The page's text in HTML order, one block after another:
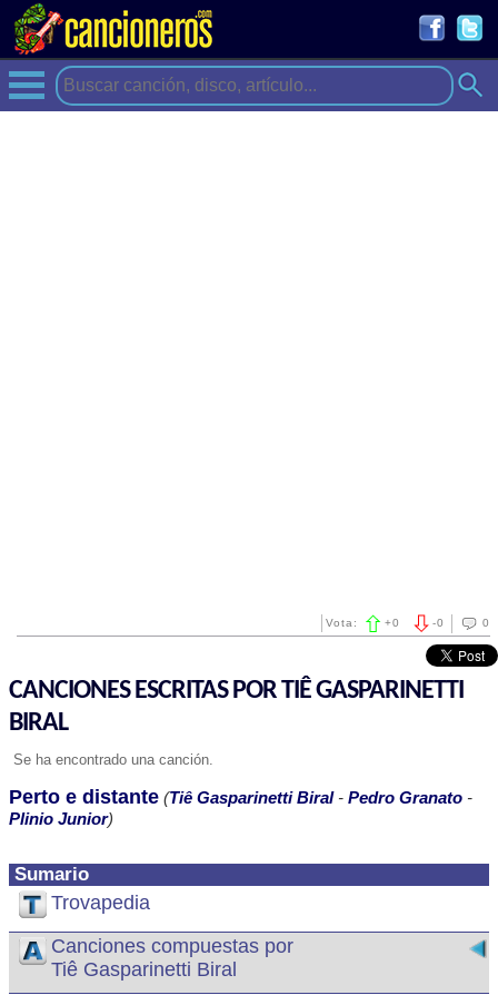
0
-0
Vota: +0
CANCIONES ESCRITAS POR TIÊ GASPARINETTI
BIRAL
Se ha encontrado una canción.
Sumario
Trovapedia
Canciones compuestas por
Tiê Gasparinetti Biral
Perto e distante (Tiê Gasparinetti Biral- Pedro Granato -
Plinio Junior)